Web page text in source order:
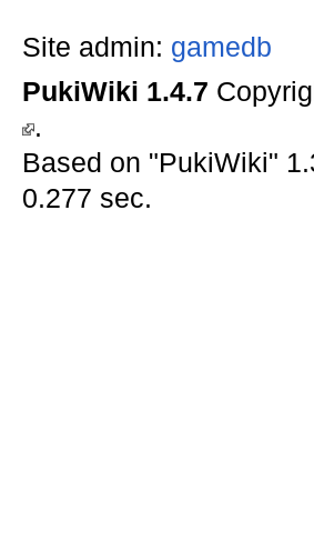
Site admin: gamedb
PukiWiki 1.4.7
.
Based on "PukiWiki"
0.277 sec.